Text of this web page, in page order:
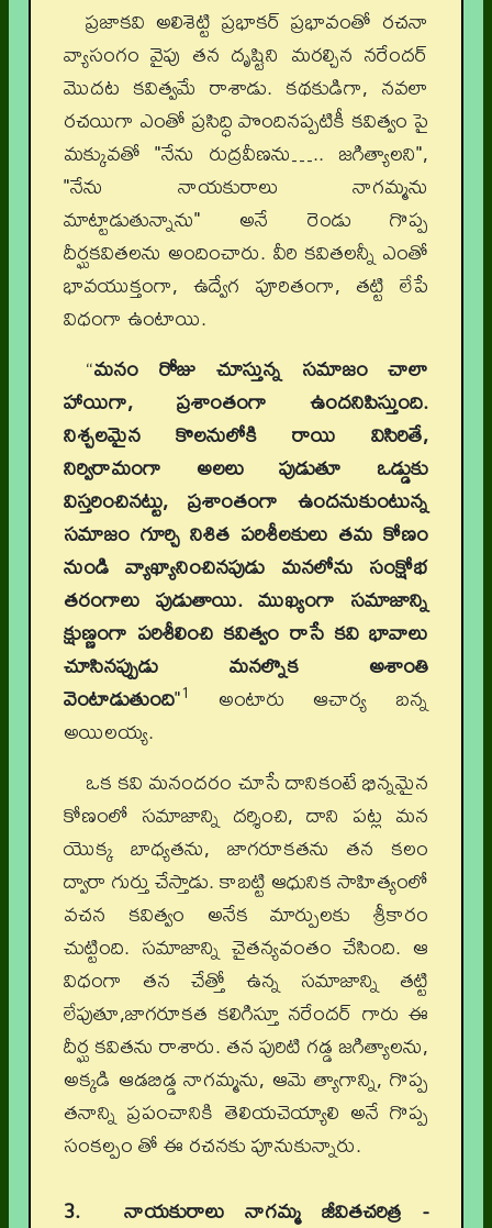
ప్రజాకవి అలిశెట్టి ప్రభాకర్ ప్రభావంతో రచనా
వ్యాసంగం వైపు తన దృష్టిని మరల్చిన నరేందర్
మొదట కవిత్వమే రాశాడు. కథకుడిగా, నవలా
రచయిగా ఎంతో ప్రసిద్ధి పొందినప్పటికీ కవిత్వం పై
మక్కువతో "నేను రుద్రవీణను….. జగిత్యాలని",
"నేను నాయకురాలు నాగమ్మను
మాట్టాడుతున్నాను" అనే రెండు గొప్ప
దీర్ఘకవితలను అందించారు. వీరి కవితలన్నీ ఎంతో
భావయుక్తంగా, ఉద్వేగ పూరితంగా, తట్టి లేపే
విధంగా ఉంటాయి.
“మనం రోజు చూస్తున్న సమాజం చాలా
హాయిగా, ప్రశాంతంగా ఉందనిపిస్తుంది.
నిశ్చలమైన కొలనులోకి రాయి విసిరితే,
నిర్విరామంగా అలలు పుడుతూ ఒడ్డుకు
విస్తరించినట్టు, ప్రశాంతంగా ఉందనుకుంటున్న
సమాజం గూర్చి నిశిత పరిశీలకులు తమ కోణం
నుండి వ్యాఖ్యానించినపుడు మనలోను సంక్షోభ
తరంగాలు పుడుతాయి. ముఖ్యంగా సమాజాన్ని
క్షుణ్ణంగా పరిశీలించి కవిత్వం రాసే కవి భావాలు
చూసినప్పుడు మనల్నొక అశాంతి
వెంటాడుతుంది"1
అంటారు ఆచార్య బన్న
అయిలయ్య.
ఒక కవి మనందరం చూసే దానికంటే భిన్నమైన
కోణంలో సమాజాన్ని దర్శించి, దాని పట్ల మన
యొక్క బాధ్యతను, జాగరూకతను తన కలం
ద్వారా గుర్తు చేస్తాడు. కాబట్టి ఆధునిక సాహిత్యంలో
వచన కవిత్వం అనేక మార్పులకు శ్రీకారం
చుట్టింది. సమాజాన్ని చైతన్యవంతం చేసింది. ఆ
విధంగా తన చేత్తో ఉన్న సమాజాన్ని తట్టి
లేపుతూ,జాగరూకత కలిగిస్తూ నరేందర్ గారు ఈ
దీర్ఘ కవితను రాశారు. తన పురిటి గడ్డ జగిత్యాలను,
అక్కడి ఆడబిడ్డ నాగమ్మను, ఆమె త్యాగాన్ని, గొప్ప
తనాన్ని ప్రపంచానికి తెలియచెయ్యాలి అనే గొప్ప
సంకల్పం తో ఈ రచనకు పూనుకున్నారు.
3. నాయకురాలు నాగమ్మ జీవితచరిత్ర -